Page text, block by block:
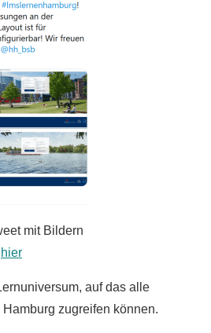
mit Bildern
hier
auf das alle
zugreifen können.